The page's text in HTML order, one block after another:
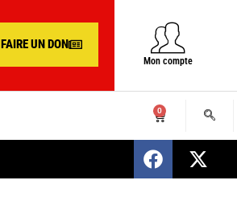
FAIRE UN DON
Mon compte
0
SENEGAL : Nomination d’un nouveau